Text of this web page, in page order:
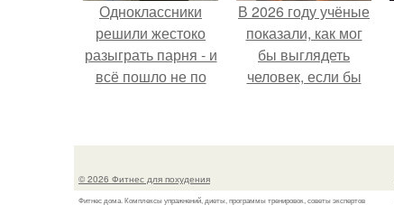
Одноклассники
решили жестоко
разыграть парня - и
всё пошло не по
В 2026 году учёные
показали, как мог
бы выглядеть
человек, если бы
специально для
© 2026 Фитнес для похудения
Фитнес дома. Комплексы упражнений, диеты, программы тренировок, советы экспертов